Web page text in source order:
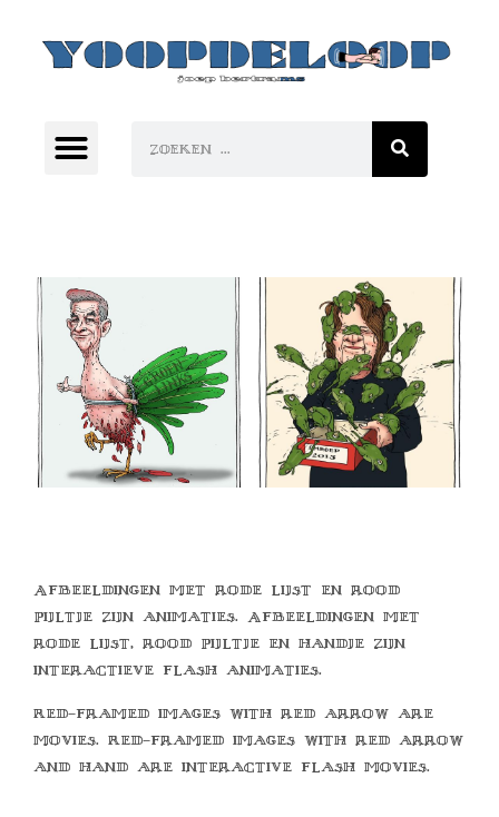
Afbeeldingen met rode lijst en rood
pijltje zijn animaties. Afbeeldingen met
rode lijst, rood pijltje en handje zijn
interactieve flash animaties.
Red-framed images with red arrow are
movies. Red-framed images with red arrow
and hand are interactive flash movies.